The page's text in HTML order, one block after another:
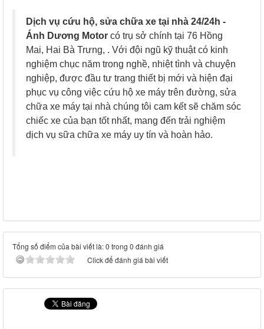
Dịch vụ cứu hộ, sửa chữa xe tại nhà 24/24h -
Ánh Dương Motor có trụ sở chính tại 76 Hồng
Mai, Hai Bà Trưng, . Với đội ngũ kỹ thuật có kinh
nghiệm chục năm trong nghề, nhiệt tình và chuyện
nghiệp, được đầu tư trang thiết bị mới và hiện đại
phục vụ công việc cứu hộ xe máy trên đường, sửa
chữa xe máy tại nhà chúng tôi cam kết sẽ chăm sóc
chiếc xe của bạn tốt nhất, mang đến trải nghiệm
dịch vụ sữa chữa xe máy uy tín và hoàn hảo.
Tổng số điểm của bài viết là: 0 trong 0 đánh giá
Click để đánh giá bài viết